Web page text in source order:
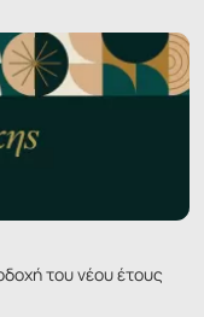
του νέου έτους